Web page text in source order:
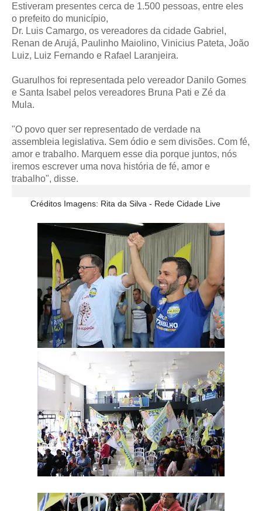
Estiveram presentes cerca de 1.500 pessoas, entre eles
o prefeito do município,
Dr. Luis Camargo, os vereadores da cidade Gabriel,
Renan de Arujá, Paulinho Maiolino, Vinicius Pateta, João
Luiz, Luiz Fernando e Rafael Laranjeira.
Guarulhos foi representada pelo vereador Danilo Gomes
e Santa Isabel pelos vereadores Bruna Pati e Zé da
Mula.
"O povo quer ser representado de verdade na
assembleia legislativa. Sem ódio e sem divisões. Com fé,
amor e trabalho. Marquem esse dia porque juntos, nós
iremos escrever uma nova história de fé, amor e
trabalho", disse.
Créditos Imagens: Rita da Silva - Rede Cidade Live